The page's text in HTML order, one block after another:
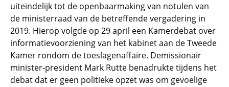
uiteindelijk tot de openbaarmaking van notulen van
de ministerraad van de betreffende vergadering in
2019. Hierop volgde op 29 april een Kamerdebat over
informatievoorziening van het kabinet aan de Tweede
Kamer rondom de toeslagenaffaire. Demissionair
minister-president Mark Rutte benadrukte tijdens het
debat dat er geen politieke opzet was om gevoelige